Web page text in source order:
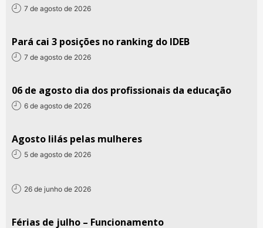
7 de agosto de 2026
Pará cai 3 posições no ranking do IDEB
7 de agosto de 2026
06 de agosto dia dos profissionais da educação
6 de agosto de 2026
Agosto lilás pelas mulheres
5 de agosto de 2026
26 de junho de 2026
Férias de julho – Funcionamento